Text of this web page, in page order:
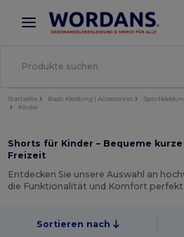
× Wordans App
Bessere Preise in der App!
Startseite Basic Kleidung | Accessoires
Kinder
Shorts für Kinder – Bequeme
Freizeit
Entdecken Sie unsere Auswahl an
die Funktionalität und Komfort perfekt
Sortieren nach